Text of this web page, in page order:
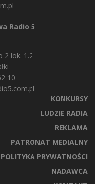
Radio 5
2 lok. 1.2
10
KONKURSY
LUDZIE RADIA
REKLAMA
PATRONAT MEDIALNY
POLITYKA PRYWATNOŚCI
NADAWCA